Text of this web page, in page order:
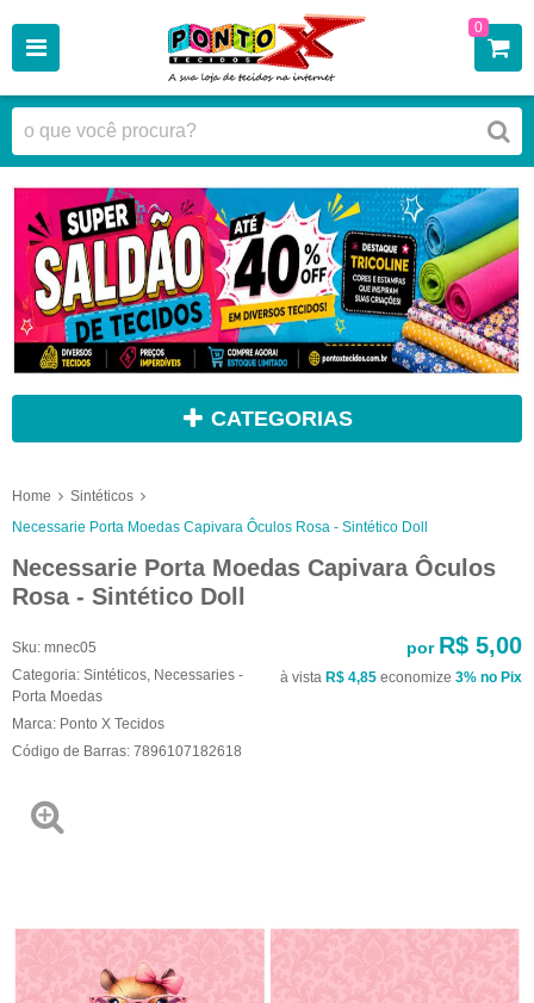
0
CATEGORIAS
Home
Sintéticos
Necessarie Porta Moedas Capivara Ôculos Rosa - Sintético Doll
Necessarie Porta Moedas Capivara Ôculos
Rosa - Sintético Doll
Sku: mnec05
Categoria: Sintéticos, Necessaries -
Porta Moedas
Marca: Ponto X Tecidos
Código de Barras: 7896107182618
por R$ 5,00
à vista R$ 4,85 economize 3% no Pix